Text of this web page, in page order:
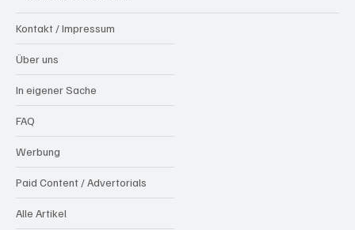
Kontakt / Impressum
Über uns
In eigener Sache
FAQ
Werbung
Paid Content / Advertorials
Alle Artikel